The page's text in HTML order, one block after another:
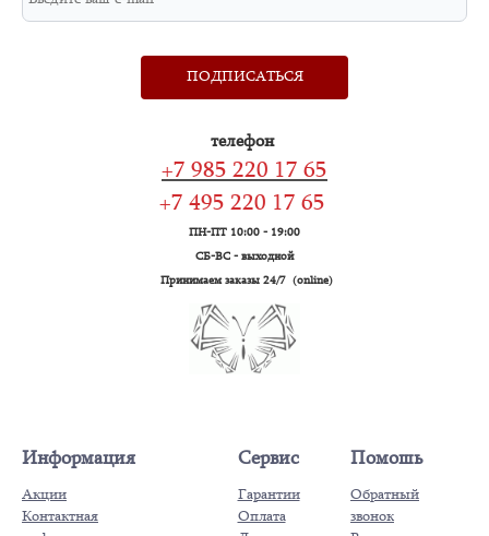
ПОДПИСАТЬСЯ
телефон
+7 985 220 17 65
+7 495 220 17 65
ПН-ПТ 10:00 - 19:00
СБ-ВС - выходной
Принимаем заказы 24/7 (online)
Информация
Акции
Контактная
Сервис
Гарантии
Оплата
Помошь
Обратный
звонок